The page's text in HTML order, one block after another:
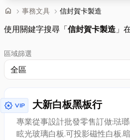
home 首頁
chevron_right 事務文具 chevron_right 信封賀卡製造
使用關鍵字搜尋「信封賀卡製造」
區域篩選
award_star VIP 大新白板黑板行
專業從事設計批發零售訂做:琺
眩光玻璃白板.可投影磁性白板.